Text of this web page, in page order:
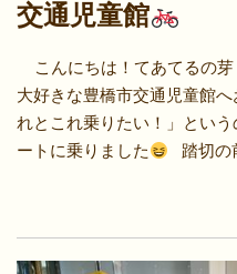
交通児童館
こんにちは！てあてるの
大好きな豊橋市交通児童館
れとこれ乗りたい！」とい
ートに乗りました
踏切の